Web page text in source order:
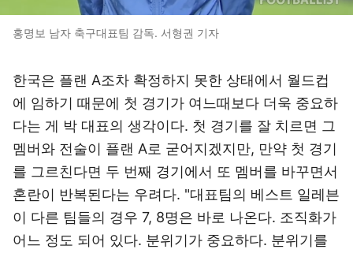
홍명보 남자 축구대표팀 감독. 서형권 기자
한국은 플랜 A조차 확정하지 못한 상태에서 월드컵
에 임하기 때문에 첫 경기가 여느때보다 더욱 중요하
다는 게 박 대표의 생각이다. 첫 경기를 잘 치르면 그
멤버와 전술이 플랜 A로 굳어지겠지만, 만약 첫 경기
를 그르친다면 두 번째 경기에서 또 멤버를 바꾸면서
혼란이 반복된다는 우려다. "대표팀의 베스트 일레븐
이 다른 팀들의 경우 7, 8명은 바로 나온다. 조직화가
어느 정도 되어 있다. 분위기가 중요하다. 분위기를